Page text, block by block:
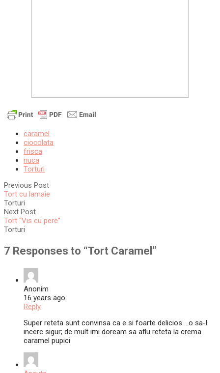
caramel
ciocolata
frisca
nuca
Torturi
Previous Post
Tort cu lamaie
Torturi
Next Post
Tort “Vis cu pere”
Torturi
7 Responses to “Tort Caramel ”
Anonim
16 years ago
Reply
Super reteta sunt convinsa ca e si foarte delicios …o sa-l
incerc sigur; de mult imi doream sa aflu reteta la crema
caramel pupici